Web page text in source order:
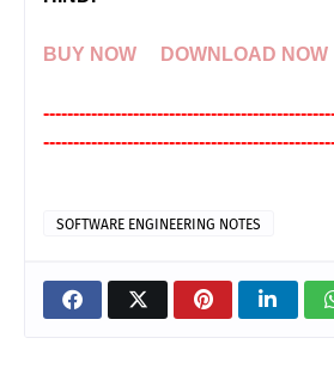
BUY NOW DOWNLOAD NOW
SOFTWARE ENGINEERING NOTES